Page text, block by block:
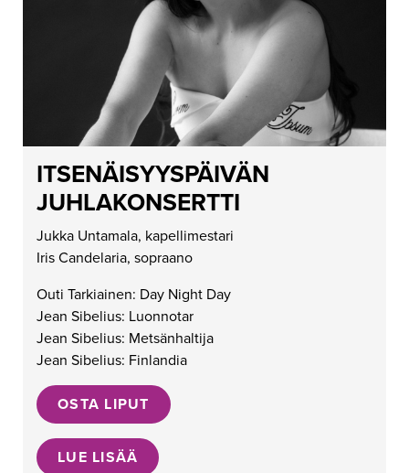
ITSENÄISYYSPÄIVÄN
JUHLAKONSERTTI
Jukka Untamala, kapellimestari
Iris Candelaria, sopraano
Outi Tarkiainen: Day Night Day
Jean Sibelius: Luonnotar
Jean Sibelius: Metsänhaltija
Jean Sibelius: Finlandia
OSTA LIPUT
LUE LISÄÄ